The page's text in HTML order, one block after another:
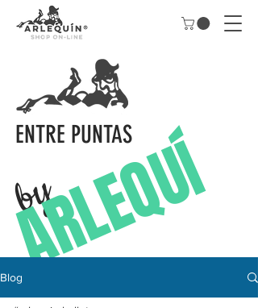
ENTRE PUNTAS
by
A
R
L
E
Q
U
Í
Blog